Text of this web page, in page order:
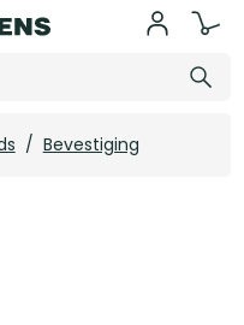
/ Bevestiging